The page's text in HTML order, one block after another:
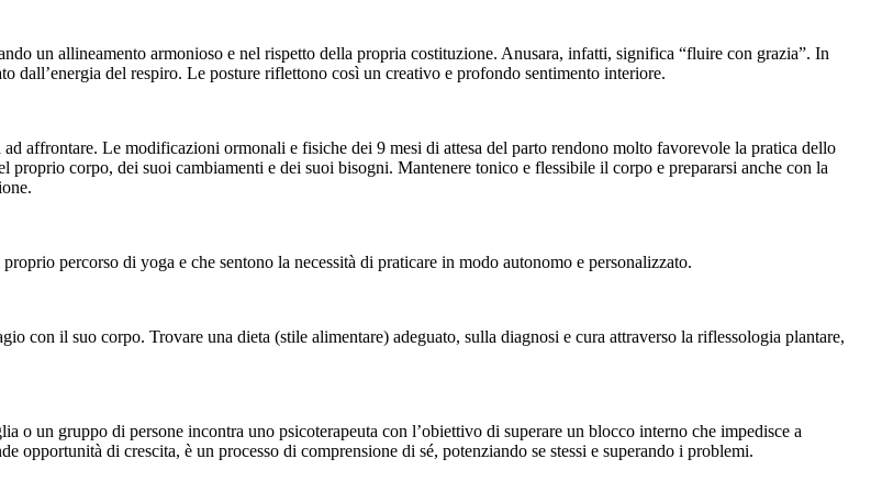
un allineamento armonioso e nel rispetto della propria costituzione. Anusara, infatti, significa “fluire con grazia”. In
del respiro. Le posture riflettono così un creativo e profondo sentimento interiore.
affrontare. Le modificazioni ormonali e fisiche dei 9 mesi di attesa del parto rendono molto favorevole la pratica dello
corpo, dei suoi cambiamenti e dei suoi bisogni. Mantenere tonico e flessibile il corpo e prepararsi anche con la
percorso di yoga e che sentono la necessità di praticare in modo autonomo e personalizzato.
con il suo corpo. Trovare una dieta (stile alimentare) adeguato, sulla diagnosi e cura attraverso la riflessologia plantare,
o un gruppo di persone incontra uno psicoterapeuta con l’obiettivo di superare un blocco interno che impedisce a
opportunità di crescita, è un processo di comprensione di sé, potenziando se stessi e superando i problemi.